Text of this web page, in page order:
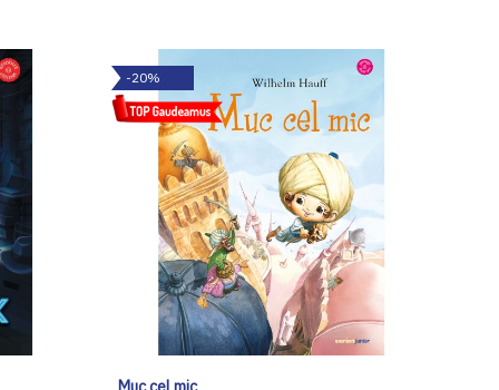
Dorinte -20%